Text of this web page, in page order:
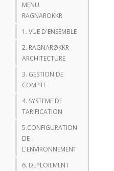
MENU
RAGNAROKKR
1. VUE D'ENSEMBLE
2. RAGNARØKKR
ARCHITECTURE
3. GESTION DE
COMPTE
4. SYSTEME DE
TARIFICATION
5.CONFIGURATION
DE
L'ENVIRONNEMENT
6. DEPLOIEMENT